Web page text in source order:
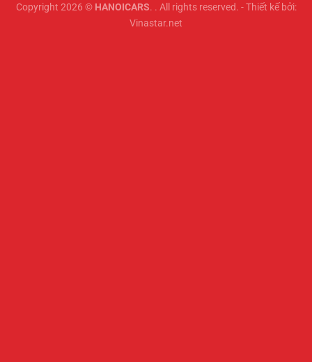
Toyota Land Cruiser 200 2016
Copyright 2026 © HANOICARS. . All rights reserved. - Thiết kế bởi:
Vinastar.net